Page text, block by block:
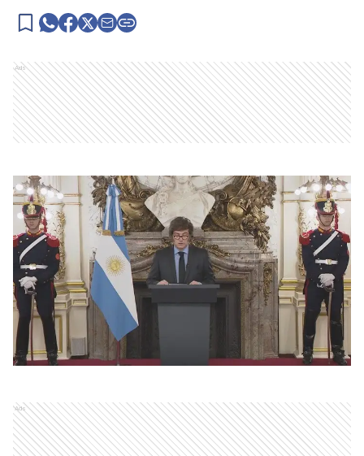
Ads
Ads